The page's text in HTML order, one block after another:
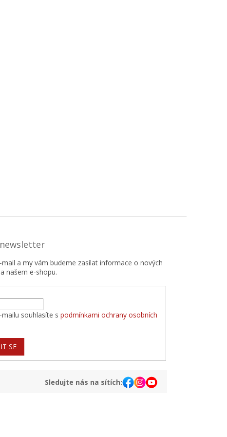
a my vám budeme zasílat informace o nových
našem e-shopu.
mailu souhlasíte spodmínkami ochrany osobních
SE
Sledujte nás na sítích: